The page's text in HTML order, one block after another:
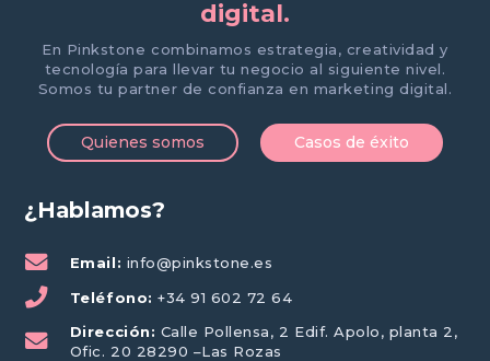
digital.
En Pinkstone combinamos estrategia, creatividad y
tecnología para llevar tu negocio al siguiente nivel.
Somos tu partner de confianza en marketing digital.
Quienes somos Casos de éxito
¿Hablamos?
Email: info@pinkstone.es
Teléfono: +34 91 602 72 64
Dirección: Calle Pollensa, 2 Edif. Apolo, planta 2,
Ofic. 20 28290 –Las Rozas